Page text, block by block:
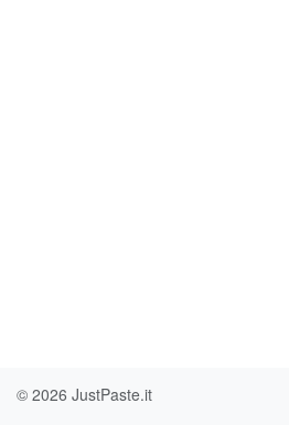
© 2026 JustPaste.it